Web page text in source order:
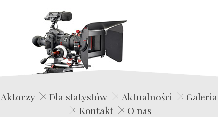
Edwin Film Agencja Aktorska
Aktorzy Dla statystów Aktualności
Galeria
Kontakt
O nas